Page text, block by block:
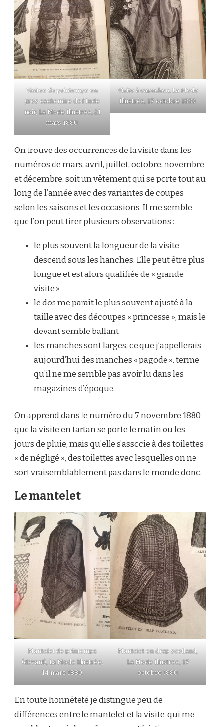
Visites de printemps en
gros cachemire de l’Inde
noir, La Mode Illustrée, 21
mars 1880.
Visite à capuchon, La Mode
Illustrée, 17 octobre 1880.
On trouve des occurrences de la visite dans les
numéros de mars, avril, juillet, octobre, novembre
et décembre, soit un vêtement qui se porte tout au
long de l’année avec des variantes de coupes
selon les saisons et les occasions. Il me semble
que l’on peut tirer plusieurs observations :
le plus souvent la longueur de la visite
descend sous les hanches. Elle peut être plus
longue et est alors qualifiée de « grande
visite »
le dos me paraît le plus souvent ajusté à la
taille avec des découpes « princesse », mais le
devant semble ballant
les manches sont larges, ce que j’appellerais
aujourd’hui des manches « pagode », terme
qu’il ne me semble pas avoir lu dans les
magazines d’époque.
On apprend dans le numéro du 7 novembre 1880
que la visite en tartan se porte le matin ou les
jours de pluie, mais qu’elle s’associe à des toilettes
« de négligé », des toilettes avec lesquelles on ne
sort vraisemblablement pas dans le monde donc.
Le mantelet
Mantelet de printemps
(devant), La Mode Illustrée,
14 mars 1880.
Mantelet en drap scotland,
La Mode Illustrée, 17
octobre 1880.
En toute honnêteté je distingue peu de
différences entre le mantelet et la visite, qui me